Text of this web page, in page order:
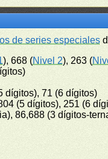
de series especiales
), 668 (Nivel 2), 263 (
dígitos), 71 (6 dígitos)
(5 dígitos), 251 (6
86,688 (3 dígitos-